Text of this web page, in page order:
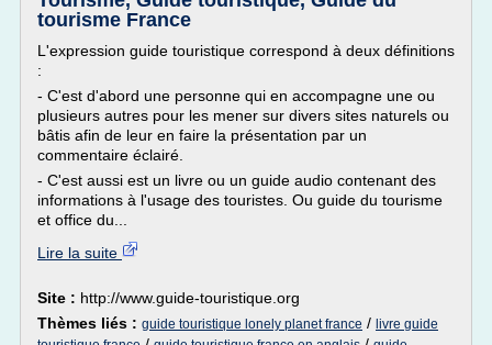
tourisme France
L'expression guide touristique correspond à deux définitions
:
- C'est d'abord une personne qui en accompagne une ou
plusieurs autres pour les mener sur divers sites naturels ou
bâtis afin de leur en faire la présentation par un
commentaire éclairé.
- C'est aussi est un livre ou un guide audio contenant des
informations à l'usage des touristes. Ou guide du tourisme
et office du...
Lire la suite
Site : http://www.guide-touristique.org
Thèmes liés : guide touristique lonely planet france / livre guide